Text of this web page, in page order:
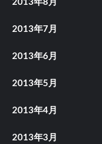
2013年8月
2013年7月
2013年6月
2013年5月
2013年4月
2013年3月